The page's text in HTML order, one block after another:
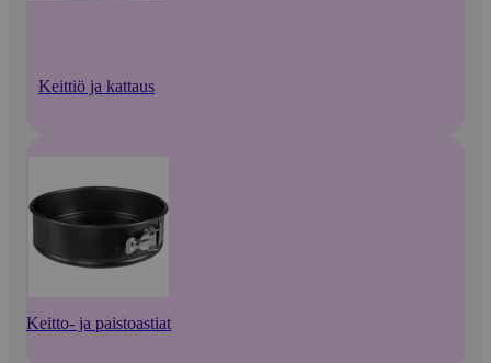
Keittiö ja kattaus
Keitto- ja paistoastiat